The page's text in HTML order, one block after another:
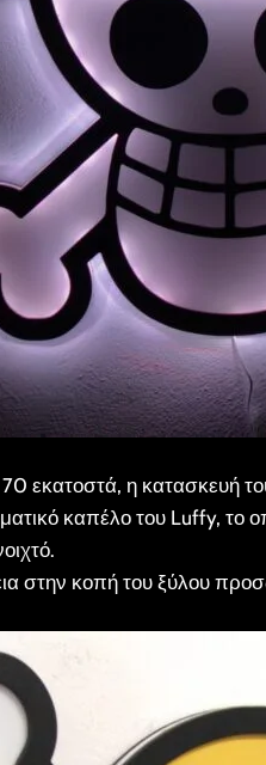
εκατοστά, η κατασκευή
καπέλο του Luffy, το
στην κοπή του ξύλου